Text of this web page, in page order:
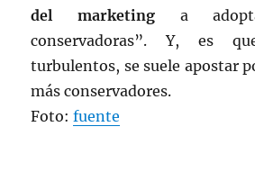
del marketinga
conservadoras”. Y, es
turbulentos, se suele apostar
más conservadores.
Foto:fuente